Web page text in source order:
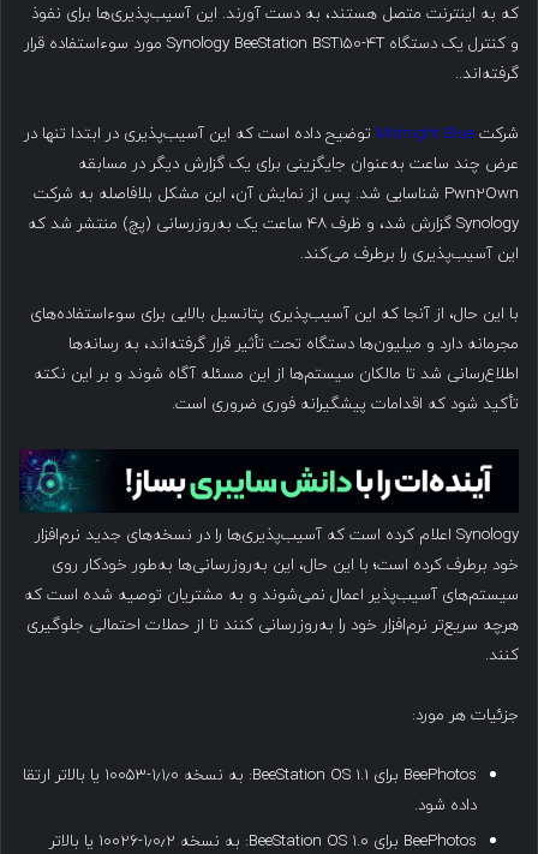
که به اینترنت متصل هستند، به دست آورند. این آسیب‌پذیری‌ها برای نفوذ
و کنترل یک دستگاه Synology BeeStation BST150-4T مورد سوءاستفاده قرار
گرفته‌اند..
شرکت Midnight Blue توضیح داده است که این آسیب‌پذیری در ابتدا تنها در
عرض چند ساعت به‌عنوان جایگزینی برای یک گزارش دیگر در مسابقه
Pwn2Own شناسایی شد. پس از نمایش آن، این مشکل بلافاصله به شرکت
Synology گزارش شد، و ظرف ۴۸ ساعت یک به‌روزرسانی (پچ) منتشر شد که
این آسیب‌پذیری را برطرف می‌کند.
با این حال، از آنجا که این آسیب‌پذیری پتانسیل بالایی برای سوءاستفاده‌های
مجرمانه دارد و میلیون‌ها دستگاه تحت تأثیر قرار گرفته‌اند، به رسانه‌ها
اطلاع‌رسانی شد تا مالکان سیستم‌ها از این مسئله آگاه شوند و بر این نکته
تأکید شود که اقدامات پیشگیرانه فوری ضروری است.
Synology اعلام کرده است که آسیب‌پذیری‌ها را در نسخه‌های جدید نرم‌افزار
خود برطرف کرده است؛ با این حال، این به‌روزرسانی‌ها به‌طور خودکار روی
سیستم‌های آسیب‌پذیر اعمال نمی‌شوند و به مشتریان توصیه شده است که
هرچه سریع‌تر نرم‌افزار خود را به‌روزرسانی کنند تا از حملات احتمالی جلوگیری
کنند.
جزئیات هر مورد:
BeePhotos برای BeeStation OS 1.1: به نسخه ۱٫۱٫۰-۱۰۰۵۳ یا بالاتر ارتقا
داده شود.
BeePhotos برای BeeStation OS 1.0: به نسخه ۱٫۰٫۲-۱۰۰۲۶ یا بالاتر